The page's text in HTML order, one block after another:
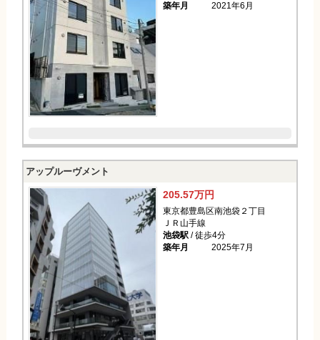
築年月
2021年6月
アップルーヴメント
205.57万円
東京都豊島区南池袋２丁目
ＪＲ山手線
池袋駅/ 徒歩4分
築年月
2025年7月